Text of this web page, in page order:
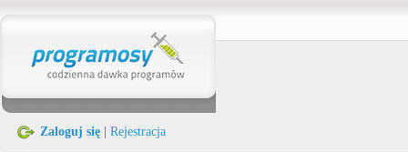
Zaloguj się Rejestracja